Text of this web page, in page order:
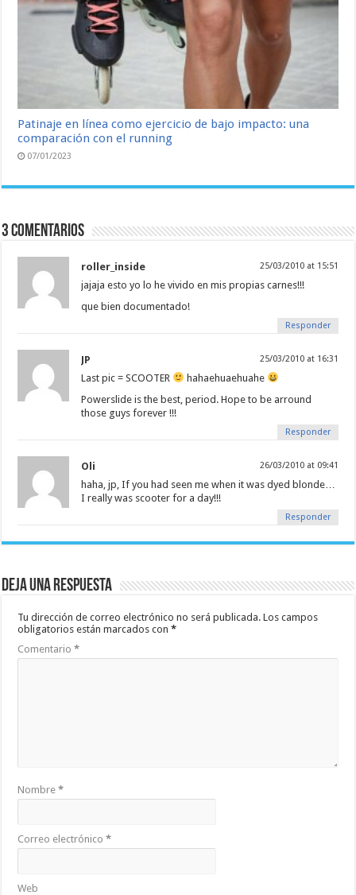
Patinaje en línea como ejercicio de bajo impacto: una
comparación con el running
07/01/2023
3 comentarios
roller_inside 25/03/2010 at 15:51
jajaja esto yo lo he vivido en mis propias carnes!!!
que bien documentado!
Responder
JP 25/03/2010 at 16:31
Last pic = SCOOTER
hahaehuaehuahe
Powerslide is the best, period. Hope to be arround
those guys forever !!!
Responder
Oli 26/03/2010 at 09:41
haha, jp, If you had seen me when it was dyed blonde…
I really was scooter for a day!!!
Responder
Deja una respuesta
Tu dirección de correo electrónico no será publicada. Los campos
obligatorios están marcados con*
Comentario*
Nombre*
Correo electrónico*
Web